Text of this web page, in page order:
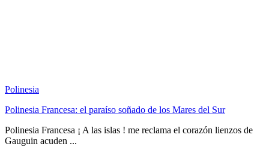
Polinesia
Polinesia Francesa: el paraíso soñado de los Mares del Sur
Polinesia Francesa ¡ A las islas ! me reclama el corazón lienzos de
Gauguin acuden ...